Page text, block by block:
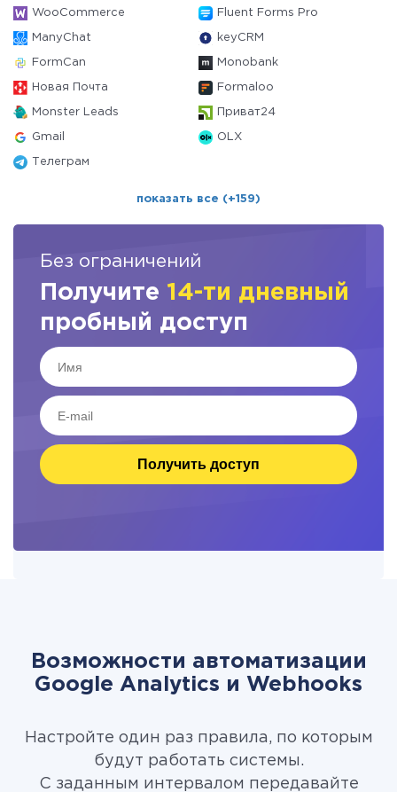
WooCommerce Fluent Forms Pro
ManyChat keyCRM
FormCan Monobank
Новая Почта Formaloo
Monster Leads Приват24
Gmail OLX
Телеграм
показать все (+159)
Без ограничений
Получите 14-ти дневный
пробный доступ
Получить доступ
Возможности автоматизации
Google Analytics и Webhooks
Настройте один раз правила, по которым
будут работать системы.
С заданным интервалом передавайте